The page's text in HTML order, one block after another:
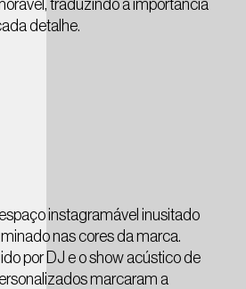
traduzindo a importância
detalhe.
instagramável inusitado
nas cores da marca.
por DJ e o show acústico de
marcaram a